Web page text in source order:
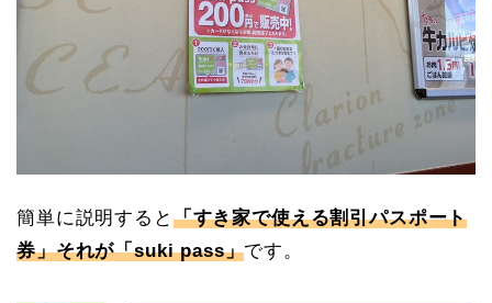
簡単に説明すると 「すき家で使える割引パスポート
券」それが「suki pass」です。